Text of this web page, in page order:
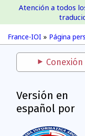
France-IOI » Página
Atención a todos
Conexión
Versión en
español por